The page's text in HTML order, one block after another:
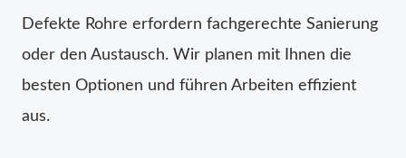
Defekte Rohre erfordern fachgerechte Sanierung
oder den Austausch. Wir planen mit Ihnen die
besten Optionen und führen Arbeiten effizient
aus.